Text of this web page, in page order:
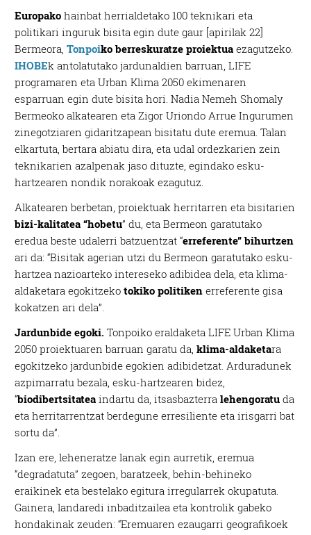
Europako hainbat herrialdetako 100 teknikari eta
politikari inguruk bisita egin dute gaur [apirilak 22]
Bermeora,Tonpoiko berreskuratze proiektua ezagutzeko.
IHOBEk antolatutako jardunaldien barruan, LIFE
programaren eta Urban Klima 2050 ekimenaren
esparruan egin dute bisita hori. Nadia Nemeh Shomaly
Bermeoko alkatearen eta Zigor Uriondo Arrue Ingurumen
zinegotziaren gidaritzapean bisitatu dute eremua. Talan
elkartuta, bertara abiatu dira, eta udal ordezkarien zein
teknikarien azalpenak jaso dituzte, egindako esku-
hartzearen nondik norakoak ezagutuz.
Alkatearen berbetan, proiektuak herritarren eta bisitarien
bizi-kalitatea “hobetu” du, eta Bermeon garatutako
eredua beste udalerri batzuentzat “erreferente” bihurtzen
ari da: “Bisitak agerian utzi du Bermeon garatutako esku-
hartzea nazioarteko intereseko adibidea dela, eta klima-
aldaketara egokitzeko tokiko politiken erreferente gisa
kokatzen ari dela”.
Jardunbide egoki. Tonpoiko eraldaketa LIFE Urban Klima
2050 proiektuaren barruan garatu da,klima-aldaketara
egokitzeko jardunbide egokien adibidetzat. Arduradunek
azpimarratu bezala, esku-hartzearen bidez,
“biodibertsitatea indartu da, itsasbazterra lehengoratu da
eta herritarrentzat berdegune erresiliente eta irisgarri bat
sortu da”.
Izan ere, leheneratze lanak egin aurretik, eremua
“degradatuta” zegoen, baratzeek, behin-behineko
eraikinek eta bestelako egitura irregularrek okupatuta.
Gainera, landaredi inbaditzailea eta kontrolik gabeko
hondakinak zeuden: “Eremuaren ezaugarri geografikoek